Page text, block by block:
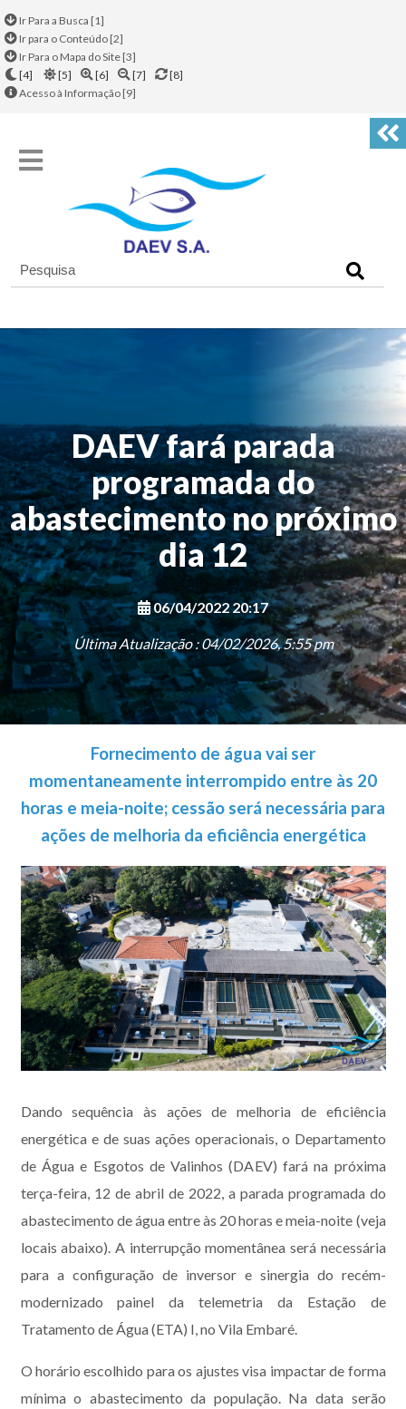
Ir Para a Busca [1]
Ir para o Conteúdo [2]
Ir Para o Mapa do Site [3]
[4]
[5] [6] [7]
[8]
Acesso à Informação [9]
DAEV fará parada
programada do
abastecimento no próximo
dia 12
06/04/2022 20:17
Última Atualização : 04/02/2026, 5:55 pm
Fornecimento de água vai ser
momentaneamente interrompido entre às 20
horas e meia-noite; cessão será necessária para
ações de melhoria da eficiência energética
Dando sequência às ações de melhoria de eficiência
energética e de suas ações operacionais, o Departamento
de Água e Esgotos de Valinhos (DAEV) fará na próxima
terça-feira, 12 de abril de 2022, a parada programada do
abastecimento de água entre às 20 horas e meia-noite (veja
locais abaixo). A interrupção momentânea será necessária
para a configuração de inversor e sinergia do recém-
modernizado painel da telemetria da Estação de
Tratamento de Água (ETA) I, no Vila Embaré.
O horário escolhido para os ajustes visa impactar de forma
mínima o abastecimento da população. Na data serão